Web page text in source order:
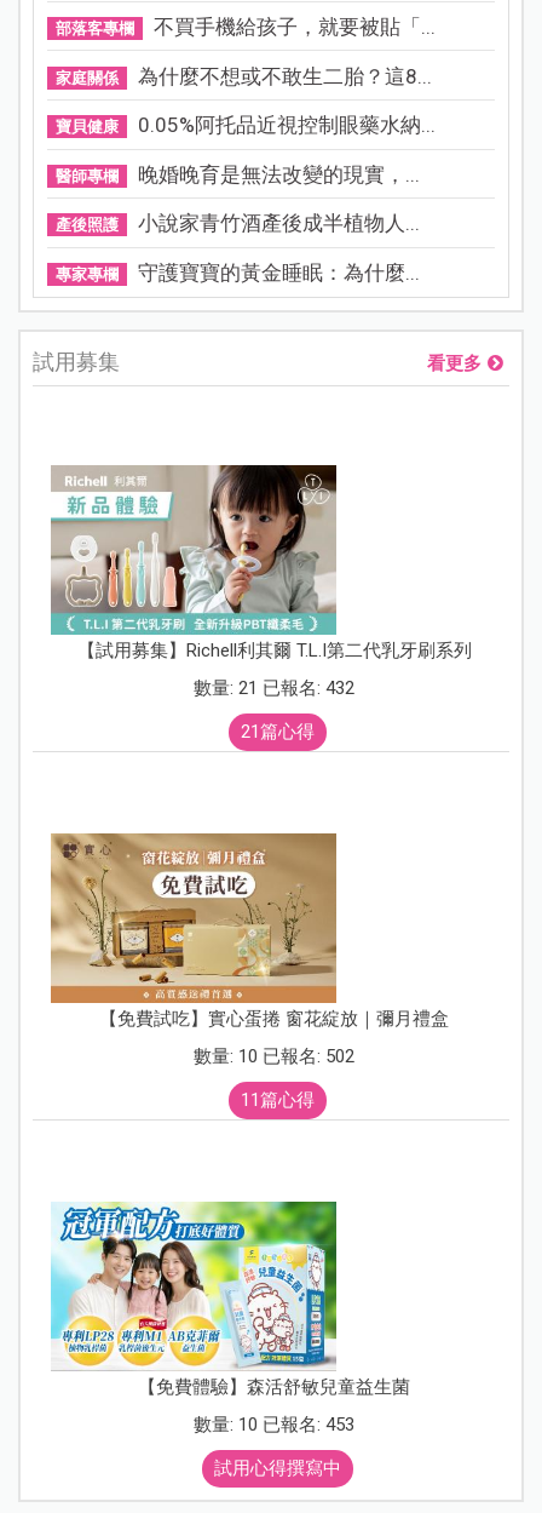
部落客專欄 不買手機給孩子，就要被貼「...
家庭關係 為什麼不想或不敢生二胎？這8...
寶貝健康 0.05%阿托品近視控制眼藥水納...
醫師專欄 晚婚晚育是無法改變的現實，...
產後照護 小說家青竹酒產後成半植物人...
專家專欄 守護寶寶的黃金睡眠：為什麼...
試用募集 看更多
【試用募集】Richell利其爾 T.L.I第二代乳牙刷系列
數量: 21 已報名: 432
21篇心得
【免費試吃】實心蛋捲 窗花綻放｜彌月禮盒
數量: 10 已報名: 502
11篇心得
【免費體驗】森活舒敏兒童益生菌
數量: 10 已報名: 453
試用心得撰寫中